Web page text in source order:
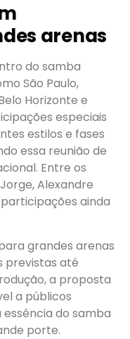
arenas
do samba
São Paulo,
Horizonte e
especiais
estilos e fases
essa reunião de
Entre os
Alexandre
ainda
grandes arenas
previstas até
a proposta
a públicos
do samba
porte.